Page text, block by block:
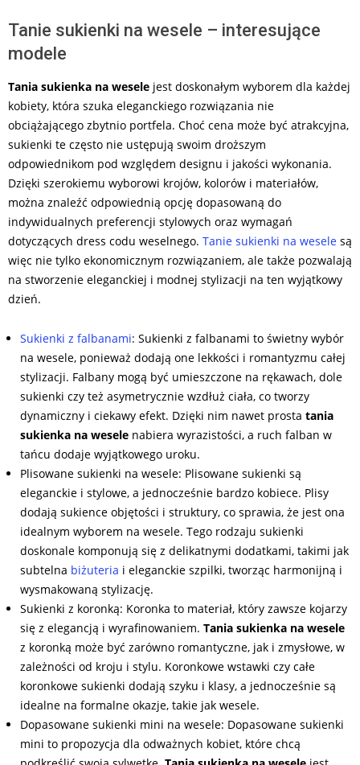
Tanie sukienki na wesele – interesujące
modele
Tania sukienka na wesele jest doskonałym wyborem dla każdej
kobiety, która szuka eleganckiego rozwiązania nie
obciążającego zbytnio portfela. Choć cena może być atrakcyjna,
sukienki te często nie ustępują swoim droższym
odpowiednikom pod względem designu i jakości wykonania.
Dzięki szerokiemu wyborowi krojów, kolorów i materiałów,
można znaleźć odpowiednią opcję dopasowaną do
indywidualnych preferencji stylowych oraz wymagań
dotyczących dress codu weselnego. Tanie sukienki na wesele są
więc nie tylko ekonomicznym rozwiązaniem, ale także pozwalają
na stworzenie eleganckiej i modnej stylizacji na ten wyjątkowy
dzień.
Sukienki z falbanami: Sukienki z falbanami to świetny wybór
na wesele, ponieważ dodają one lekkości i romantyzmu całej
stylizacji. Falbany mogą być umieszczone na rękawach, dole
sukienki czy też asymetrycznie wzdłuż ciała, co tworzy
dynamiczny i ciekawy efekt. Dzięki nim nawet prosta tania
sukienka na wesele nabiera wyrazistości, a ruch falban w
tańcu dodaje wyjątkowego uroku.
Plisowane sukienki na wesele: Plisowane sukienki są
eleganckie i stylowe, a jednocześnie bardzo kobiece. Plisy
dodają sukience objętości i struktury, co sprawia, że jest ona
idealnym wyborem na wesele. Tego rodzaju sukienki
doskonale komponują się z delikatnymi dodatkami, takimi jak
subtelna biżuteria i eleganckie szpilki, tworząc harmonijną i
wysmakowaną stylizację.
Sukienki z koronką: Koronka to materiał, który zawsze kojarzy
się z elegancją i wyrafinowaniem. Tania sukienka na wesele
z koronką może być zarówno romantyczne, jak i zmysłowe, w
zależności od kroju i stylu. Koronkowe wstawki czy całe
koronkowe sukienki dodają szyku i klasy, a jednocześnie są
idealne na formalne okazje, takie jak wesele.
Dopasowane sukienki mini na wesele: Dopasowane sukienki
mini to propozycja dla odważnych kobiet, które chcą